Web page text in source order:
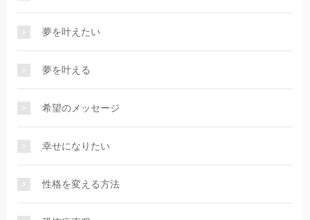
夢を叶えたい
夢を叶える
希望のメッセージ
幸せになりたい
性格を変える方法